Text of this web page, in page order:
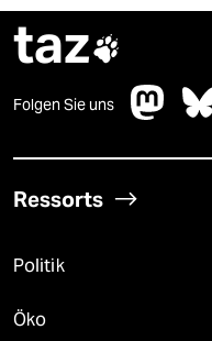
taz
Folgen Sie uns
Ressorts
Politik
Öko